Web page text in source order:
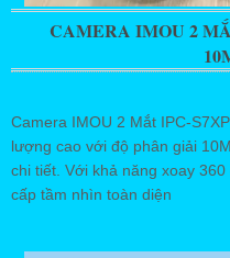
CAMERA IMOU 2
Camera IMOU 2 Mắt IPC-
lượng cao với độ phân giải
chi tiết. Với khả năng xoay
cấp tầm nhìn toàn diện